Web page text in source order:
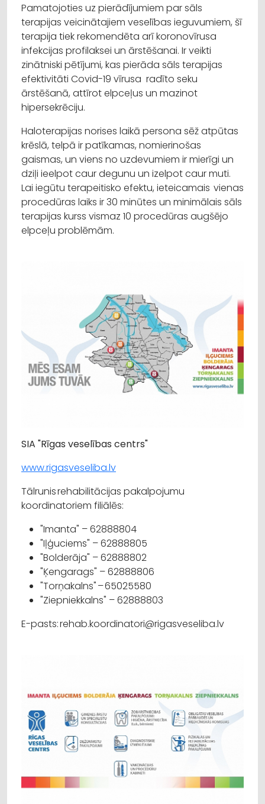
Pamatojoties uz pierādījumiem par sāls
terapijas veicinātajiem veselības ieguvumiem, šī
terapija tiek rekomendēta arī koronovīrusa
infekcijas profilaksei un ārstēšanai. Ir veikti
zinātniski pētījumi, kas pierāda sāls terapijas
efektivitāti Covid-19 vīrusa radīto seku
ārstēšanā, attīrot elpceļus un mazinot
hipersekrēciju.
Haloterapijas norises laikā persona sēž atpūtas
krēslā, telpā ir patīkamas, nomierinošas
gaismas, un viens no uzdevumiem ir mierīgi un
dziļi ieelpot caur degunu un izelpot caur muti.
Lai iegūtu terapeitisko efektu, ieteicamais vienas
procedūras laiks ir 30 minūtes un minimālais sāls
terapijas kurss vismaz 10 procedūras augšējo
elpceļu problēmām.
SIA "Rīgas veselības centrs"
www.rigasveseliba.lv
Tālrunis rehabilitācijas pakalpojumu
koordinatoriem filiālēs:
"Imanta" – 62888804
"Iļģuciems" – 62888805
"Bolderāja" – 62888802
"Ķengarags" – 62888806
"Torņakalns" – 65025580
"Ziepniekkalns" – 62888803
E-pasts: rehab.koordinatori@rigasveseliba.lv